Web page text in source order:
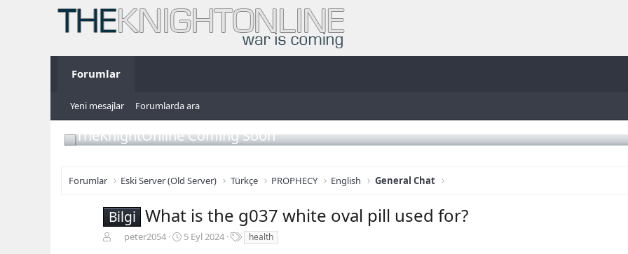
Forumlar
Yeni mesajlar Forumlarda ara
TheKnightOnline Coming Soon
Forumlar Eski Server (Old Server) Türkçe PROPHECY English General Chat
Bilgi What is the g037 white oval pill used for?
peter2054
B
5 Eyl 2024 health